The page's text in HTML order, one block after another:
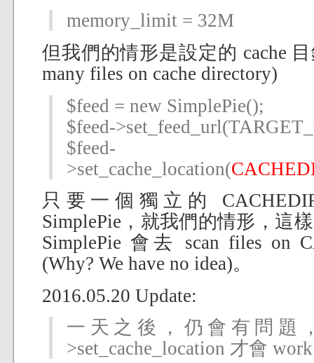
memory_limit = 32M
但我們的情形是設定的 cache
many files on cache directory)
$feed = new SimplePie();
$feed-
$feed-
>set_cache_location(
只要一個獨立的
SimplePie，就我們的情形，這
SimplePie 會去 scan files on
(Why? We have no idea)。
2016.05.20 Update:
一天之後，仍會有問題
>set_cache_location 才會